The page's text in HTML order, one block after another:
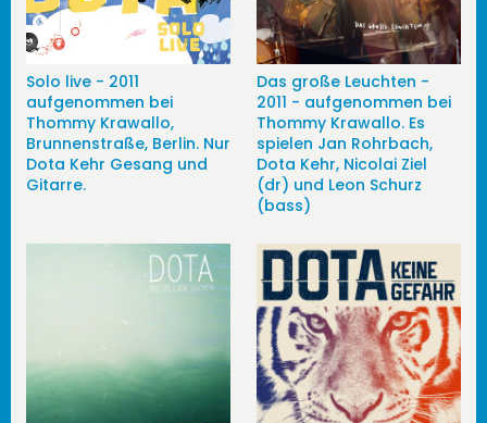
Solo live - 2011
aufgenommen bei
Thommy Krawallo,
Brunnenstraße, Berlin. Nur
Dota Kehr Gesang und
Gitarre.
Das große Leuchten -
2011 - aufgenommen bei
Thommy Krawallo. Es
spielen Jan Rohrbach,
Dota Kehr, Nicolai Ziel
(dr) und Leon Schurz
(bass)